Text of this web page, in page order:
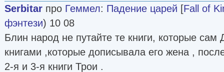
Serbitar про Геммел: Падение царей [Fall of
фэнтези) 10 08
Блин народ не путайте те книги, которые сам
книгами ,которые дописывала его жена ,
2-я и 3-я книги Трои .